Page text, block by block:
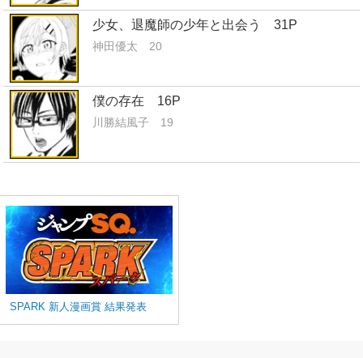
少女、退魔師の少年と出会う 31P
神田優太 20
僕の存在 16P
川勝結風子 19
SPARK 新人漫画賞 結果発表